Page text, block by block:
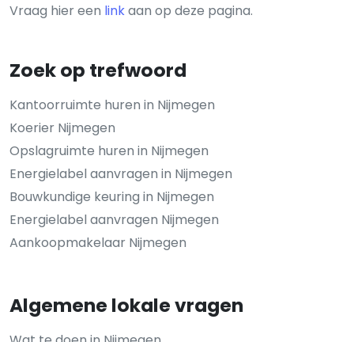
Vraag hier een linkaan op deze pagina.
Zoek op trefwoord
Kantoorruimte huren in Nijmegen
Koerier Nijmegen
Opslagruimte huren in Nijmegen
Energielabel aanvragen in Nijmegen
Bouwkundige keuring in Nijmegen
Energielabel aanvragen Nijmegen
Aankoopmakelaar Nijmegen
Algemene lokale vragen